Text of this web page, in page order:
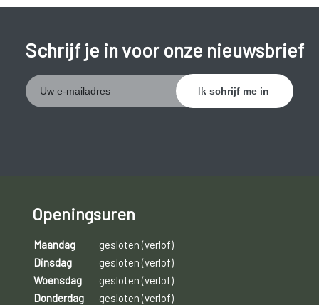
Schrijf je in voor onze nieuwsbrief
Openingsuren
Maandag
gesloten (verlof)
Dinsdag
gesloten (verlof)
Woensdag
gesloten (verlof)
Donderdag
gesloten (verlof)